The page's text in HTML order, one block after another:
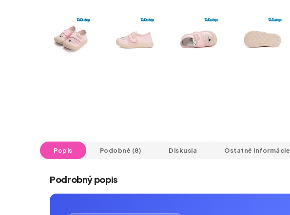
Popis Podobné (8) Diskusia Ostatné informácie
Podrobný popis